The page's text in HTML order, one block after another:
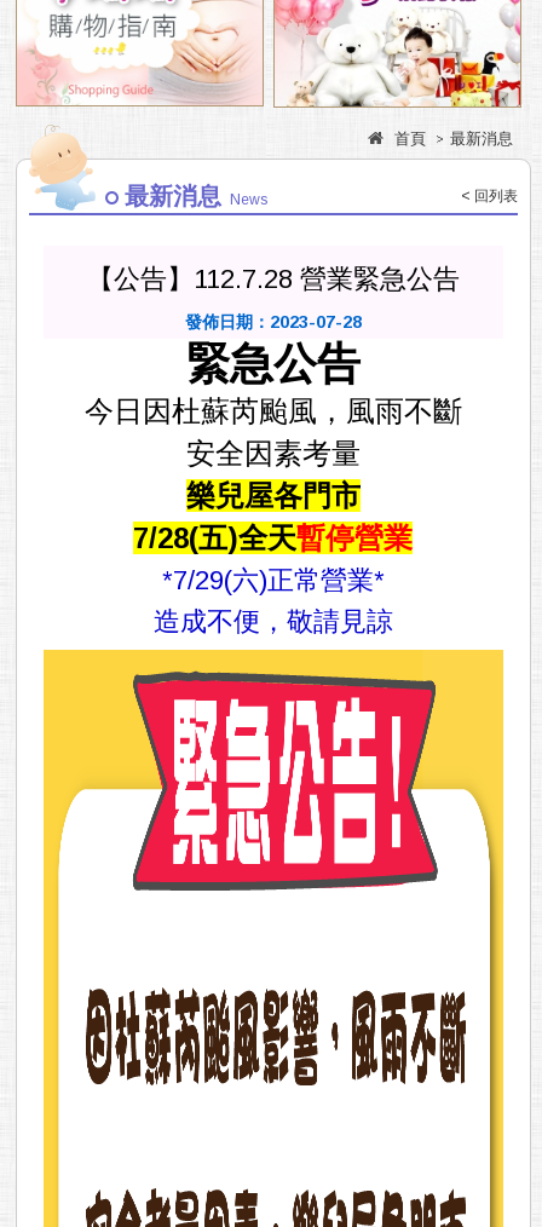
門市資訊
品牌專區
首頁 最新消息
最新消息 News < 回列表
【公告】112.7.28 營業緊急公告
發佈日期：2023-07-28
緊急公告
今日因杜蘇芮颱風，風雨不斷
安全因素考量
樂兒屋各門市
7/28(五)全天暫停營業
*7/29(六)正常營業*
造成不便，敬請見諒